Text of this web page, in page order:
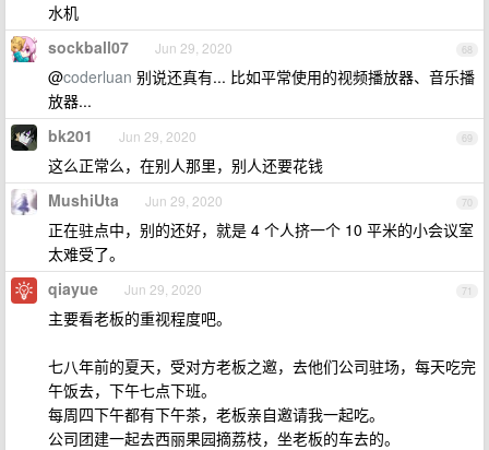
水机
68
sockball07 Jun 29, 2020
@coderluan 别说还真有... 比如平常使用的视频播放器、音乐播
放器...
69
bk201 Jun 29, 2020
这么正常么，在别人那里，别人还要花钱
70
MushiUta Jun 29, 2020
正在驻点中，别的还好，就是 4 个人挤一个 10 平米的小会议室
太难受了。
71
qiayue Jun 29, 2020
主要看老板的重视程度吧。
七八年前的夏天，受对方老板之邀，去他们公司驻场，每天吃完
午饭去，下午七点下班。
每周四下午都有下午茶，老板亲自邀请我一起吃。
公司团建一起去西丽果园摘荔枝，坐老板的车去的。